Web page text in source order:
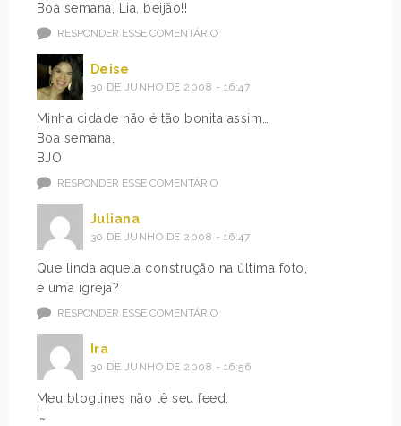
Boa semana, Lia, beijão!!
RESPONDER ESSE COMENTÁRIO
Deise
30 DE JUNHO DE 2008 - 16:47
Minha cidade não é tão bonita assim…
Boa semana,
BJO
RESPONDER ESSE COMENTÁRIO
Juliana
30 DE JUNHO DE 2008 - 16:47
Que linda aquela construção na última foto,
é uma igreja?
RESPONDER ESSE COMENTÁRIO
Ira
30 DE JUNHO DE 2008 - 16:56
Meu bloglines não lê seu feed.
:~